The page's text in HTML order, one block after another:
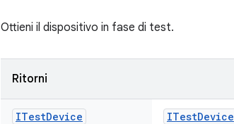
Ottieni il dispositivo in fase di test.
Ritorni
ITestDevice ITestDevice